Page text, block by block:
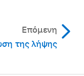
Επόμενη
της λήψης